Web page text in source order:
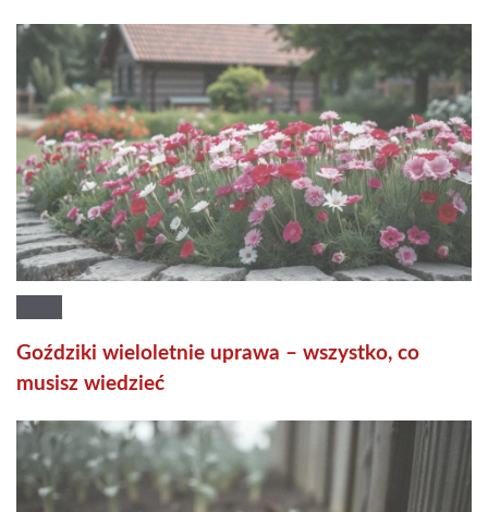
Goździki wieloletnie uprawa – wszystko, co
musisz wiedzieć